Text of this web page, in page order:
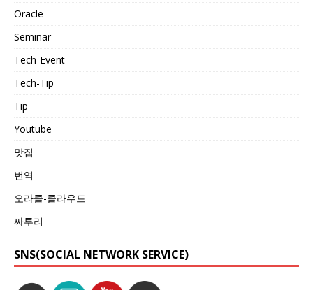
Oracle
Seminar
Tech-Event
Tech-Tip
Tip
Youtube
맛집
번역
오라클-클라우드
짜투리
SNS(SOCIAL NETWORK SERVICE)